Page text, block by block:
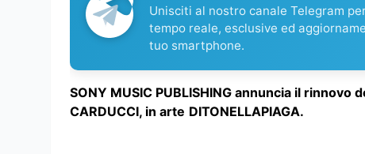
Unisciti al nostro canale Telegram
tempo reale, esclusive ed
tuo smartphone.
SONY MUSIC PUBLISHING annuncia il rinnovo
CARDUCCI, in arte DITONELLAPIAGA.